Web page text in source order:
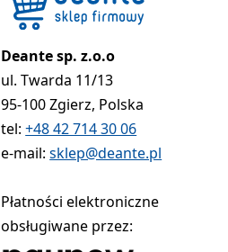
Deante sp. z.o.o
ul. Twarda 11/13
95-100 Zgierz, Polska
tel:+48 42 714 30 06
e-mail:sklep@deante.pl
Płatności elektroniczne
obsługiwane przez: